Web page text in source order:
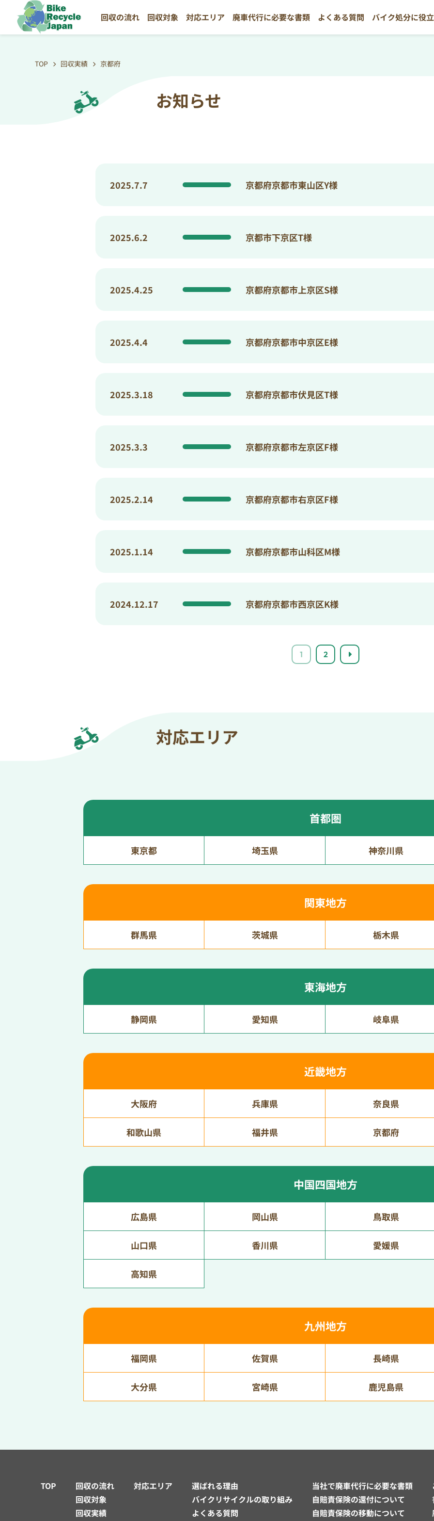
回収の流れ 回収対象 対応エリア 廃車代行に必要な書類 よくある質問 バイク処分に役
TOP 回収実績 京都府
お知らせ
2025.7.7 京都府京都市東山区Y様
2025.6.2 京都市下京区T様
2025.4.25 京都府京都市上京区S様
2025.4.4 京都府京都市中京区E様
2025.3.18 京都府京都市伏見区T様
2025.3.3 京都府京都市左京区F様
2025.2.14 京都府京都市右京区F様
2025.1.14 京都府京都市山科区M様
2024.12.17 京都府京都市西京区K様
1 2
対応エリア
首都圏
東京都 埼玉県 神奈川県
関東地方
群馬県 茨城県 栃木県
東海地方
静岡県 愛知県 岐阜県
近畿地方
大阪府 兵庫県 奈良県
和歌山県 福井県 京都府
中国四国地方
広島県 岡山県 鳥取県
山口県 香川県 愛媛県
高知県
九州地方
福岡県 佐賀県 長崎県
大分県 宮崎県 鹿児島県
TOP
回収の流れ
回収対象
回収実績
対応エリア
選ばれる理由
バイクリサイクルの取り組み
よくある質問
当社で廃車代行に必要な書類
自賠責保険の還付について
自賠責保険の移動について